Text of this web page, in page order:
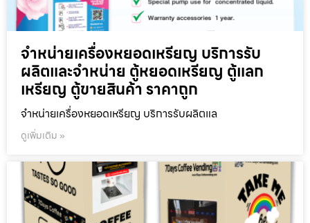
จำหน่ายเครื่องหยอดเหรียญ บริการรับ
ผลิตและจำหน่าย ตู้หยอดเหรียญ ตู้แลก
เหรียญ ตู้ขายสินค้า ราคาถูก
จำหน่ายเครื่องหยอดเหรียญ บริการรับผลิตแล
ดูเพิ่มเติม »